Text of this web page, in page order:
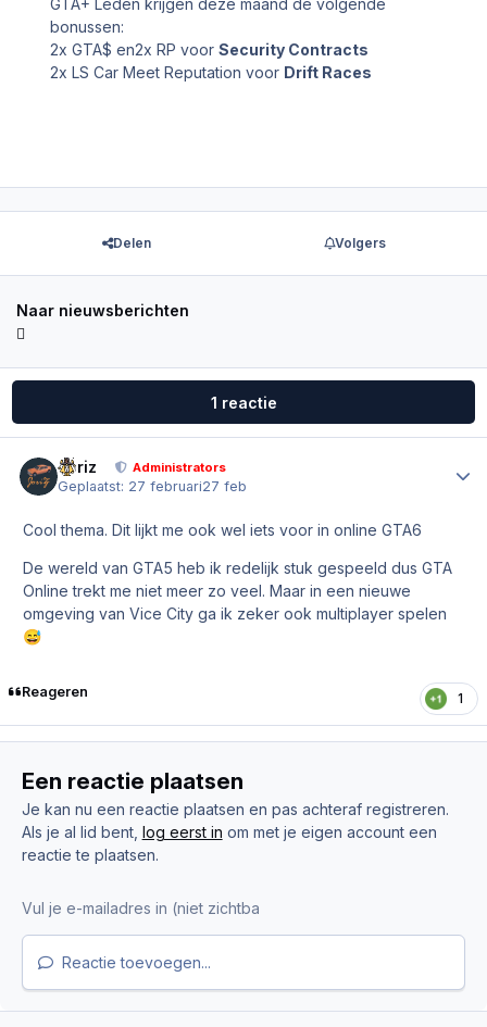
bonussen:
2x GTA$ en2x RP voorSecurity Contracts
2x LS Car Meet Reputation voor Drift Races
Delen Volgers
Naar nieuwsberichten
1 reactie
Joriz Administrators
Geplaatst: 27 februari27 feb
Cool thema. Dit lijkt me ook wel iets voor in online GTA6
De wereld van GTA5 heb ik redelijk stuk gespeeld dus GTA
Online trekt me niet meer zo veel. Maar in een nieuwe
omgeving van Vice City ga ik zeker ook multiplayer spelen
😅
Reageren 1
Een reactie plaatsen
Je kan nu een reactie plaatsen en pas achteraf registreren.
Als je al lid bent, log eerst in om met je eigen account een
reactie te plaatsen.
Reactie toevoegen...